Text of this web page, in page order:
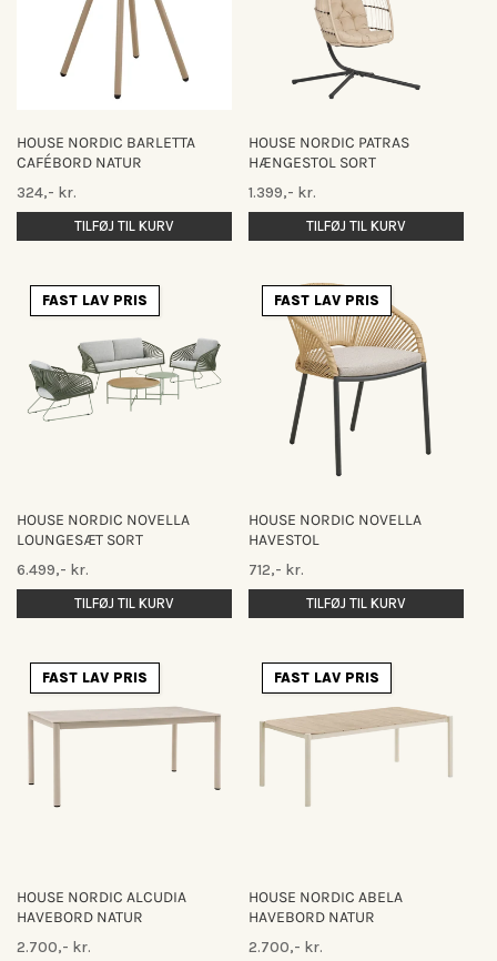
HOUSE NORDIC BARLETTA
CAFÉBORD NATUR
Normalpris
324,- kr.
TILFØJ TIL KURV
HOUSE NORDIC PATRAS
HÆNGESTOL SORT
Normalpris
1.399,- kr.
TILFØJ TIL KURV
FAST LAV PRIS
HOUSE NORDIC NOVELLA
LOUNGESÆT SORT
Normalpris
6.499,- kr.
TILFØJ TIL KURV
FAST LAV PRIS
HOUSE NORDIC NOVELLA
HAVESTOL
Normalpris
712,- kr.
TILFØJ TIL KURV
FAST LAV PRIS
HOUSE NORDIC ALCUDIA
HAVEBORD NATUR
Normalpris
2.700,- kr.
FAST LAV PRIS
HOUSE NORDIC ABELA
HAVEBORD NATUR
Normalpris
2.700,- kr.